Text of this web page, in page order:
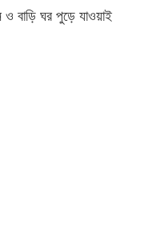
ও বাড়ি ঘর পুড়ে যাওয়াই